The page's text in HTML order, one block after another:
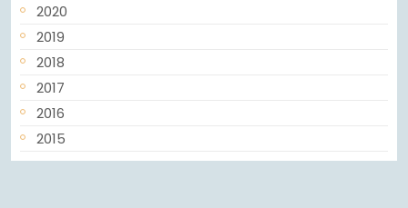
2020
2019
2018
2017
2016
2015